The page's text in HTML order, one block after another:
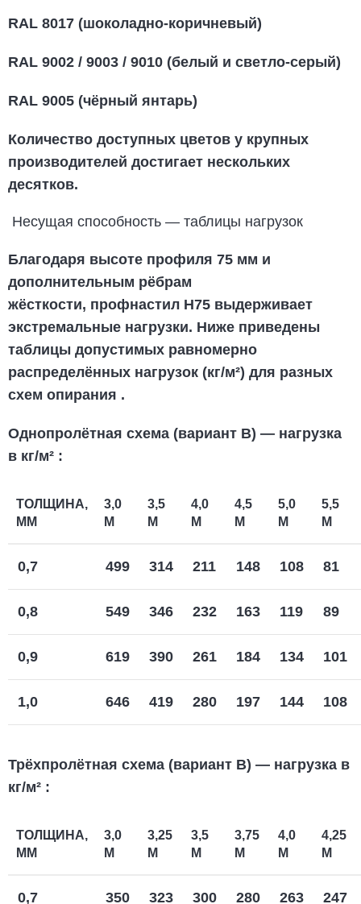
RAL 8017 (шоколадно-коричневый)
RAL 9002 / 9003 / 9010 (белый и светло-серый)
RAL 9005 (чёрный янтарь)
Количество доступных цветов у крупных
производителей достигает нескольких
десятков.
Несущая способность — таблицы нагрузок
Благодаря высоте профиля 75 мм и
дополнительным рёбрам
жёсткости, профнастил Н75 выдерживает
экстремальные нагрузки. Ниже приведены
таблицы допустимых равномерно
распределённых нагрузок (кг/м²) для разных
схем опирания .
Однопролётная схема (вариант В) — нагрузка
в кг/м² :
ТОЛЩИНА,
ММ
3,0
М
3,5
М
4,0
М
4,5
М
5,0
М
5,5
М
0,7 499 314 211 148 108 81
0,8 549 346 232 163 119 89
0,9 619 390 261 184 134 101
1,0 646 419 280 197 144 108
Трёхпролётная схема (вариант В) — нагрузка в
кг/м² :
ТОЛЩИНА,
ММ
3,0
М
3,25
М
3,5
М
3,75
М
4,0
М
4,25
М
0,7 350 323 300 280 263 247